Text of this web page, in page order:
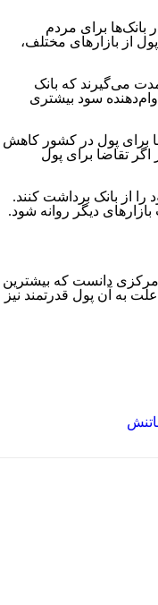
بانک‌ها برای مردم
از بازارهای مختلف،
می‌گیرند که بانک
سود بیشتری
برای پول در کشور کاهش
تقاضا برای پول
از بانک برداشت کنند.
دیگر روانه شود.
مرکزی دانست که بیشترین
به آن پول قدرتمند نیز